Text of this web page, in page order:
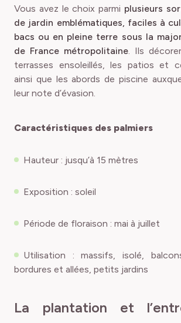
Vous avez le choix parmi plusieurs
de jardin emblématiques, faciles à
bacs ou en pleine terre sous la
de France métropolitaine. Ils
terrasses ensoleillés, les patios et
ainsi que les abords de piscine
leur note d’évasion.
Caractéristiques des palmiers
Hauteur : jusqu’à 15 mètres
Exposition : soleil
Période de floraison : mai à juillet
Utilisation : massifs, isolé,
bordures et allées, petits jardins
La plantation et